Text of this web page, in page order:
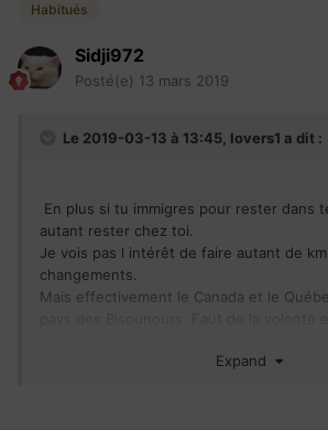
Habitués
Sidji972
Posté(e) 13 mars 2019
Le 2019-03-13 à 13:45, lovers1 a dit :
En plus si tu immigres pour rester dans
autant rester chez toi.
Je vois pas l intérêt de faire autant de
changements.
Mais effectivement le Canada et le
retrouver un nouveau travail dans la
Expand